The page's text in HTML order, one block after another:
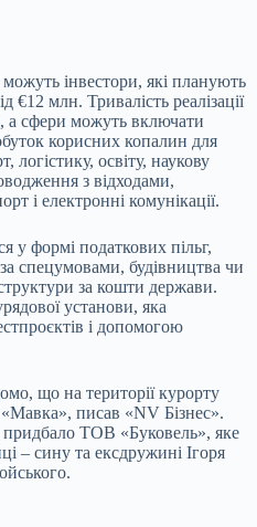
інвестори, які планують
€12 млн. Тривалість реалізації
а сфери можуть включати
корисних копалин для
логістику, освіту, наукову
з відходами,
і електронні комунікації.
у формі податкових пільг,
спецумовами, будівництва чи
за кошти держави.
установи, яка
і допомогою
що на території курорту
писав «NV Бізнес».
ТОВ «Буковель», яке
– сину та ексдружині Ігоря